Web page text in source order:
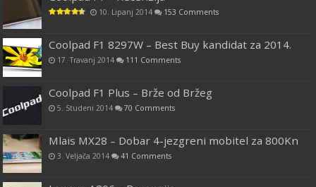
10. Lipanj 2014 153 Comments
Coolpad F1 8297W – Best Buy kandidat za 2014.
17. Travanj 2014 111 Comments
Coolpad F1 Plus – Brže od Bržeg
5. Studeni 2014 70 Comments
Mlais MX28 – Dobar 4-jezgreni mobitel za 800Kn
3. Veljača 2014 41 Comments